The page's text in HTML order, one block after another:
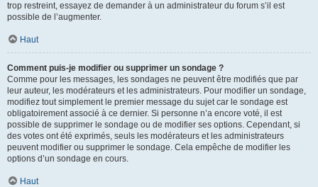
trop restreint, essayez de demander à un administrateur du forum s’il est
possible de l’augmenter.
Haut
Comment puis-je modifier ou supprimer un sondage ?
Comme pour les messages, les sondages ne peuvent être modifiés que par
leur auteur, les modérateurs et les administrateurs. Pour modifier un sondage,
modifiez tout simplement le premier message du sujet car le sondage est
obligatoirement associé à ce dernier. Si personne n’a encore voté, il est
possible de supprimer le sondage ou de modifier ses options. Cependant, si
des votes ont été exprimés, seuls les modérateurs et les administrateurs
peuvent modifier ou supprimer le sondage. Cela empêche de modifier les
options d’un sondage en cours.
Haut